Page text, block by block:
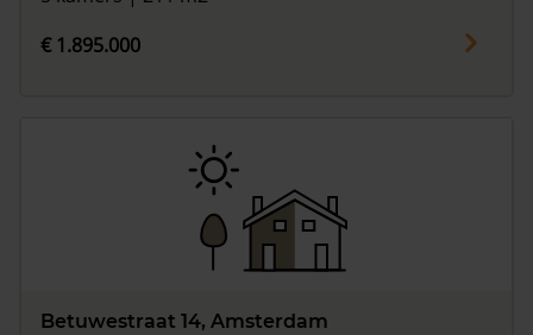
€ 1.895.000
Betuwestraat 14, Amsterdam